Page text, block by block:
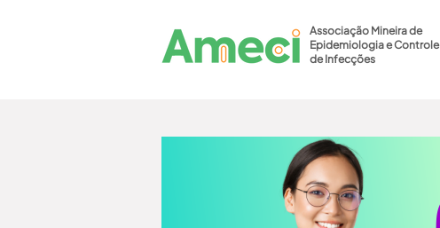
Associação Mineira de
Epidemiologia e Controle
de Infecções